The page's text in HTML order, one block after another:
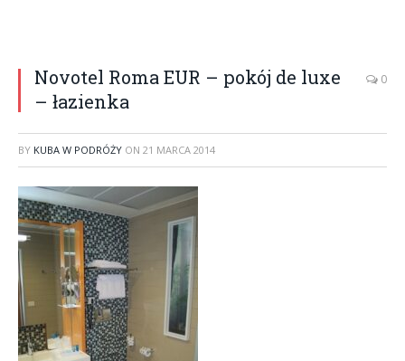
Novotel Roma EUR – pokój de luxe
– łazienka
0
BY KUBA W PODRÓŻY ON 21 MARCA 2014